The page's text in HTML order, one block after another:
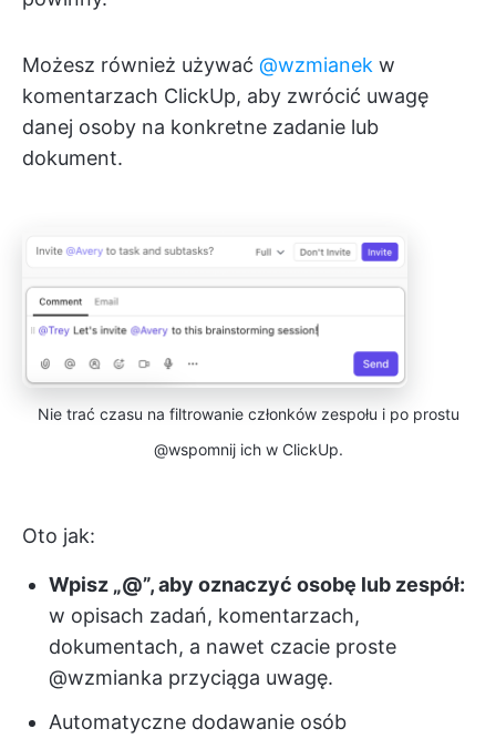
Możesz również używać @wzmianek w
komentarzach ClickUp, aby zwrócić uwagę
danej osoby na konkretne zadanie lub
dokument.
Nie trać czasu na filtrowanie członków zespołu i po prostu
@wspomnij ich w ClickUp.
Oto jak:
Wpisz „@”, aby oznaczyć osobę lub zespół:
w opisach zadań, komentarzach,
dokumentach, a nawet czacie proste
@wzmianka przyciąga uwagę.
Automatyczne dodawanie osób